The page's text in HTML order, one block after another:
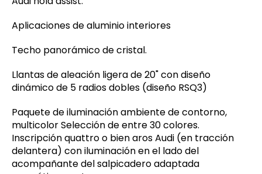
Aplicaciones de aluminio interiores
Techo panorámico de cristal.
Llantas de aleación ligera de 20" con diseño
dinámico de 5 radios dobles (diseño RSQ3)
Paquete de iluminación ambiente de contorno,
multicolor Selección de entre 30 colores.
Inscripción quattro o bien aros Audi (en tracción
delantera) con iluminación en el lado del
acompañante del salpicadero adaptada